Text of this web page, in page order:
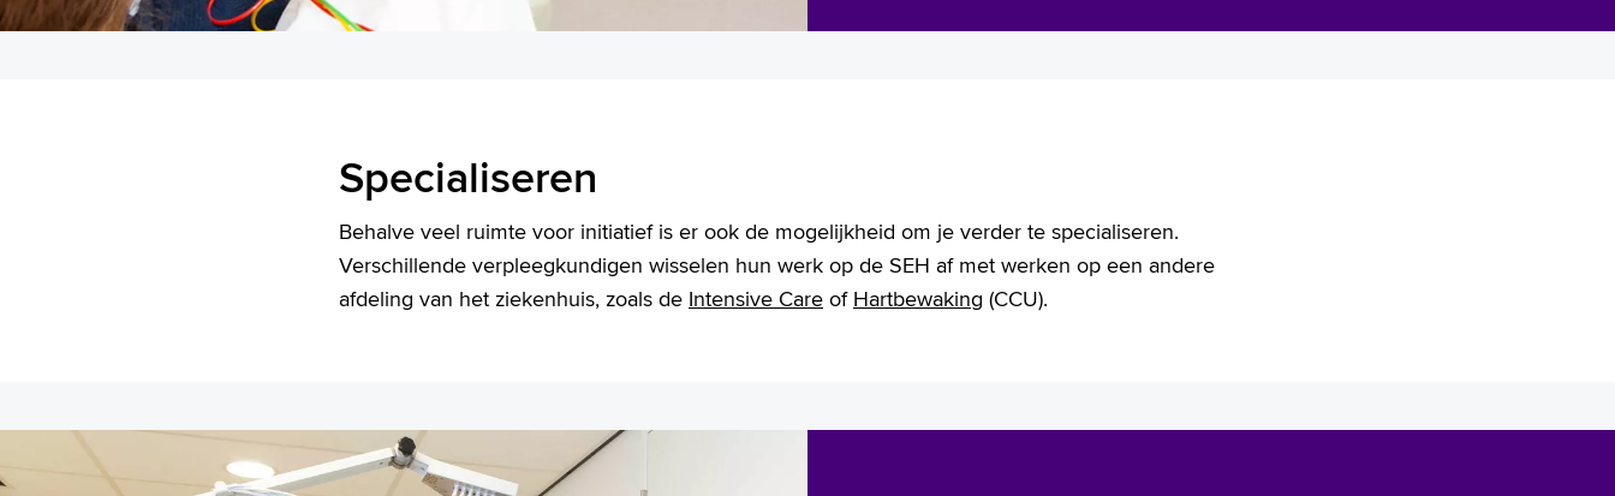
Specialiseren
Behalve veel ruimte voor initiatief is er ook de mogelijkheid om je verder te specialiseren.
Verschillende verpleegkundigen wisselen hun werk op de SEH af met werken op een andere
afdeling van het ziekenhuis, zoals de Intensive Care of Hartbewaking (CCU).